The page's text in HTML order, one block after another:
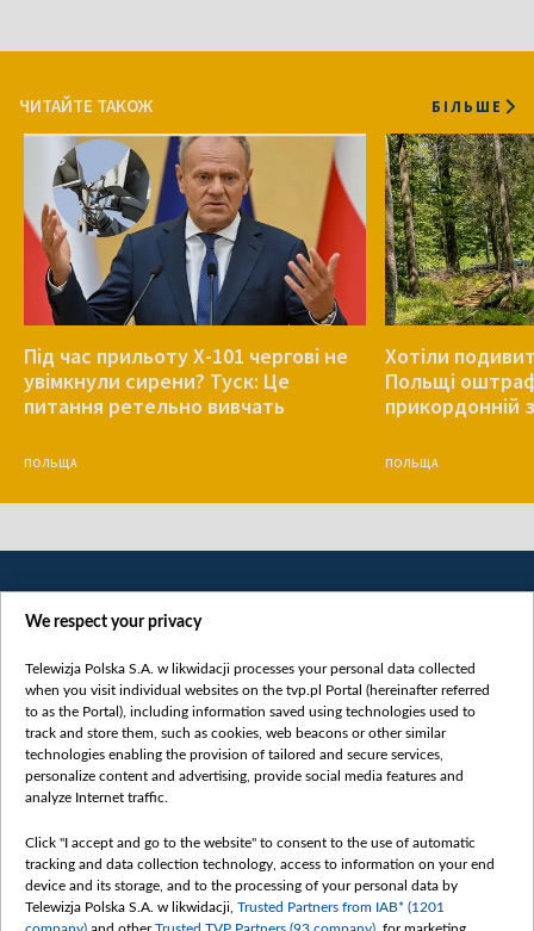
ЧИТАЙТЕ ТАКОЖ БІЛЬШЕ
Під час прильоту Х-101 чергові не
увімкнули сирени? Туск: Це
питання ретельно вивчать
ПОЛЬЩА
Хотіли
Польщі
прикордонній
ПОЛЬЩА
Категорії
Новини
Докладно
Погляд
Цікаво
We respect your privacy
Telewizja Polska S.A. w likwidacji processes your personal data collected
when you visit individual websites on the tvp.pl Portal (hereinafter referred
to as the Portal), including information saved using technologies used to
track and store them, such as cookies, web beacons or other similar
technologies enabling the provision of tailored and secure services,
personalize content and advertising, provide social media features and
analyze Internet traffic.
Click "I accept and go to the website" to consent to the use of automatic
tracking and data collection technology, access to information on your end
device and its storage, and to the processing of your personal data by
Telewizja Polska S.A. w likwidacji, Trusted Partners from IAB* (1201